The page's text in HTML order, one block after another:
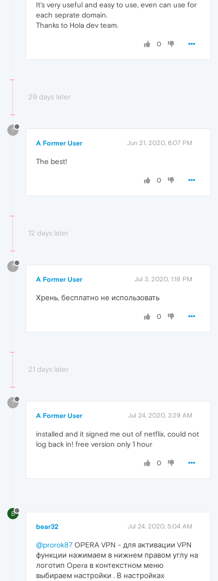
It's very useful and easy to use, even can use for
each seprate domain.
Thanks to Hola dev team.
0
29 days later
?
A Former User Jun 21, 2020, 6:07 PM
The best!
0
12 days later
?
A Former User Jul 3, 2020, 1:18 PM
Хрень, бесплатно не использовать
0
21 days later
?
A Former User Jul 24, 2020, 3:29 AM
installed and it signed me out of netflix, could not
log back in! free version only 1 hour
0
B
bear32 Jul 24, 2020, 5:04 AM
@prorok87 OPERA VPN - для активации VPN
функции нажимаем в нижнем правом углу на
логотип Opera в контекстном меню
выбираем настройки . В настройках